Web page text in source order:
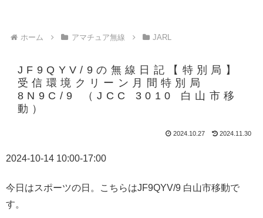
ホーム アマチュア無線 JARL
JF9QYV/9の無線日記【特別局】
受信環境クリーン月間特別局
8N9C/9 （JCC 3010 白山市移
動）
2024.10.27 2024.11.30
2024-10-14 10:00-17:00
今日はスポーツの日。こちらはJF9QYV/9 白山市移動で
す。